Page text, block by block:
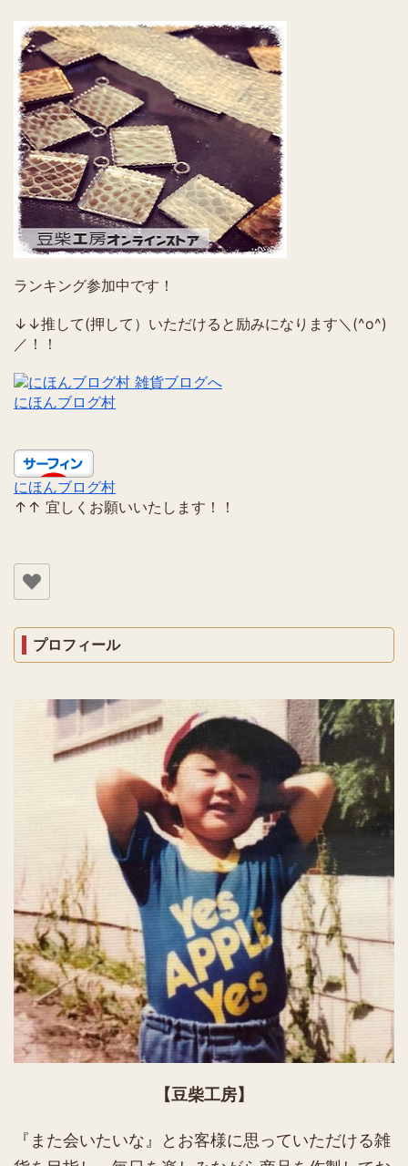
ランキング参加中です！
↓↓推して(押して）いただけると励みになります＼(^o^)
／！！
にほんブログ村
にほんブログ村
↑↑ 宜しくお願いいたします！！
プロフィール
【豆柴工房】
『また会いたいな』とお客様に思っていただける雑